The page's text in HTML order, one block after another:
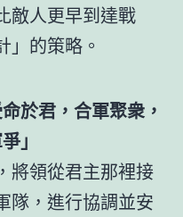
敵人更早到達戰
」的策略。
於君，合軍聚衆，
」
將領從君主那裡接
隊，進行協調並安